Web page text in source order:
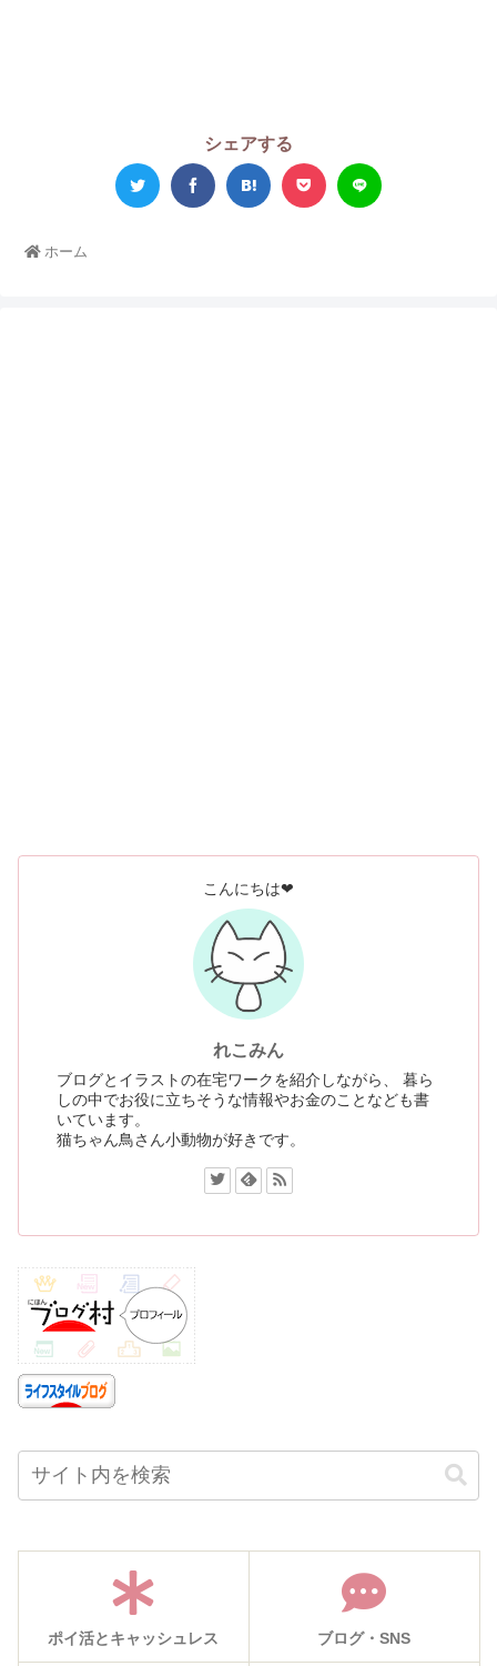
シェアする
ホーム
こんにちは❤
れこみん
ブログとイラストの在宅ワークを紹介しながら、 暮ら
しの中でお役に立ちそうな情報やお金のことなども書
いています。
猫ちゃん鳥さん小動物が好きです。
ポイ活とキャッシュレス ブログ・SNS